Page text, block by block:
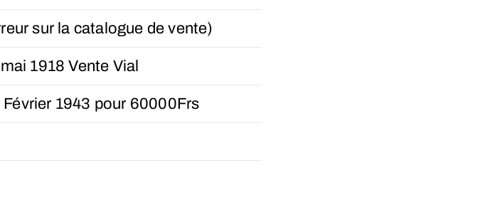
sur la catalogue de vente)
1918 Vente Vial
Février 1943 pour 60000Frs